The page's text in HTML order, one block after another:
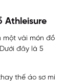
Athleisure
một vài món đồ
đây là 5
thế áo sơ mi